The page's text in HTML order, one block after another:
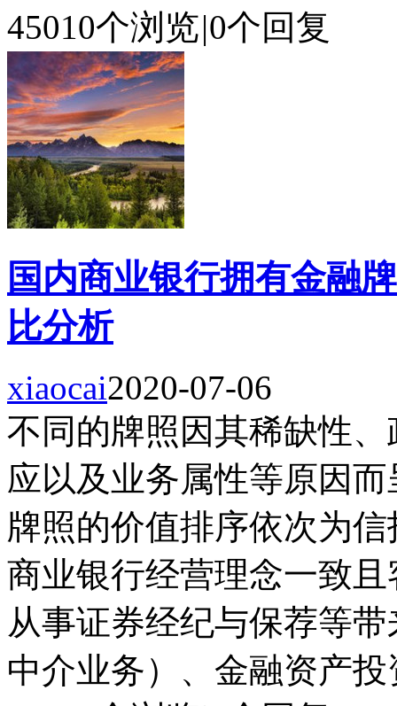
45010个浏览|0个回复
国内商业银行拥有金融
比分析
xiaocai2020-07-06
不同的牌照因其稀缺性
应以及业务属性等原因
牌照的价值排序依次为
商业银行经营理念一致
从事证券经纪与保荐等
中介业务）、金融资产